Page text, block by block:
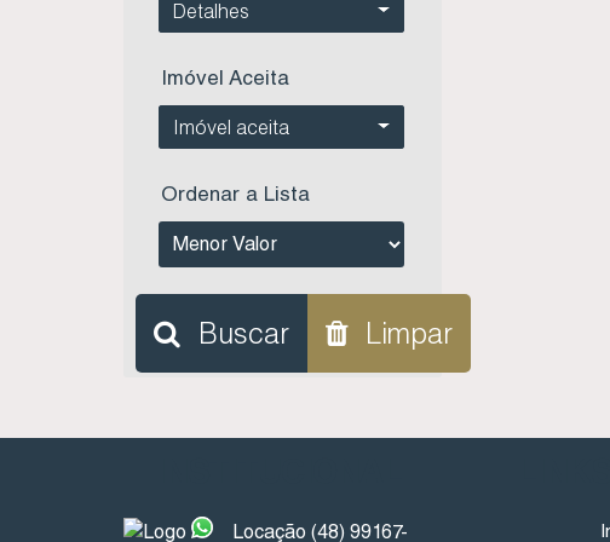
Detalhes
Imóvel Aceita
Imóvel aceita
Ordenar a Lista
Buscar Limpar
Locação (48) 99167-